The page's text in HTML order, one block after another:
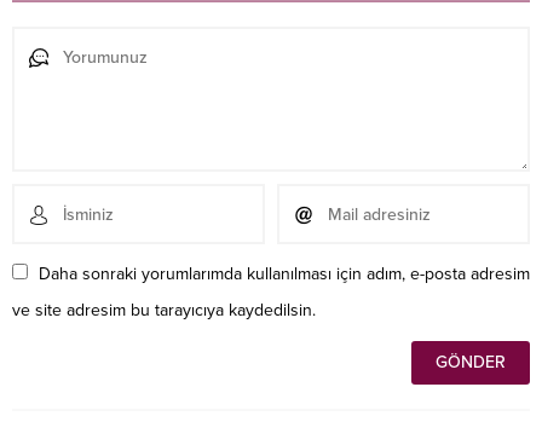
Daha sonraki yorumlarımda kullanılması için adım, e-posta adresim
ve site adresim bu tarayıcıya kaydedilsin.